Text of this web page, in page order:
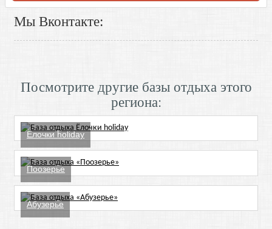
Мы Вконтакте:
Посмотрите другие базы отдыха этого
региона:
Ёлочки holiday
Поозерье
Абузерье